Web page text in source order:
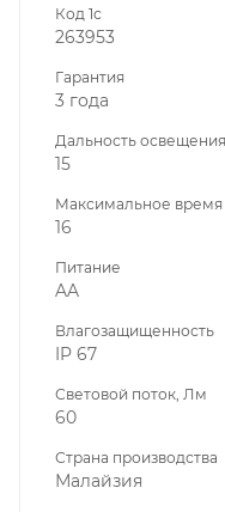
Код 1с
263953
Гарантия
3 года
Дальность
15
Максимальное время
16
Питание
AA
Влагозащищенность
IP 67
Световой поток, Лм
60
Страна производства
Малайзия